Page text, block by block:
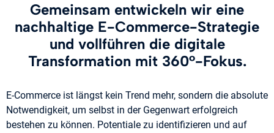
Gemeinsam entwickeln wir eine
nachhaltige E-Commerce-Strategie
und vollführen die digitale
Transformation mit 360°-Fokus.
E-Commerce ist längst kein Trend mehr, sondern die absolute
Notwendigkeit, um selbst in der Gegenwart erfolgreich
bestehen zu können. Potentiale zu identifizieren und auf